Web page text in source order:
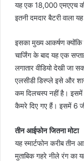
यह एक 18,000 एमएएच
इतनी दमदार बैटरी वाला
इसका मुख्य आकर्षण क्योंकि
चार्जिंग के बाद यह एक
लगातार वीडियो देखी जा
एलसीडी डिस्प्ले इसे और
कम दिलचस्प नहीं है।
कैमरे दिए गए हैं। इसमें 6
तीन आईफोन जितना मोटा
यह स्मार्टफोन करीब तीन
मुताबिक गहरे नीले रंग का